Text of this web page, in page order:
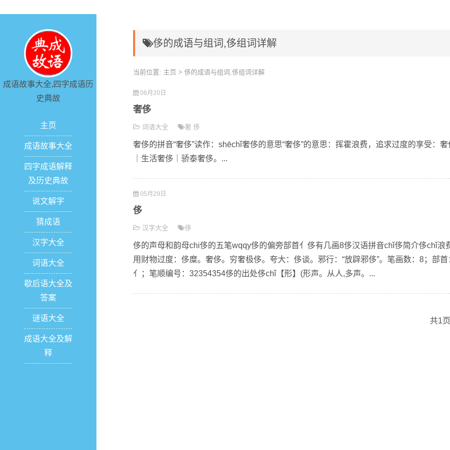
成语故事大全,四字成语历
史典故
主页
成语故事大全
四字成语解释
及历史典故
说文解字
猜成语
汉字大全
词语大全
歇后语大全及
答案
谜语大全
成语大全及解
释
侈的成语与组词,侈组词详解
当前位置: 主页 > 侈的成语与组词,侈组词详解
06月20日
奢侈
词语大全 奢 侈
奢侈的拼音“奢侈”读作：shēchǐ奢侈的意思“奢侈”的意思：挥霍浪费，追求过度的享受：奢
｜生活奢侈｜骄泰奢侈。...
05月29日
侈
汉字大全 侈
侈的声母和韵母chi侈的五笔wqqy侈的偏旁部首亻侈有几画8侈汉语拼音chǐ侈简介侈chǐ浪
用财物过度：侈糜。奢侈。穷奢极侈。夸大：侈谈。邪行：“放辟邪侈”。笔画数：8；部首
亻；笔顺编号：32354354侈的出处侈chǐ【形】(形声。从人,多声。...
共1